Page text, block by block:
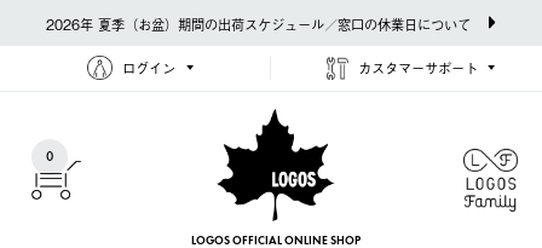
2026年 夏季（お盆）期間の出荷スケジュール／窓口の休業日について
ログイン カスタマーサポート
0
LOGOS OFFICIAL ONLINE SHOP